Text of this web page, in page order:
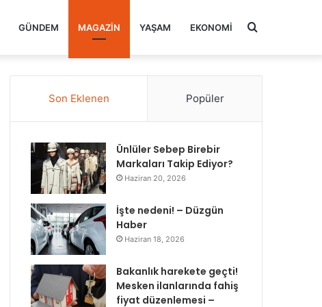
GÜNDEM MAGAZIN YAŞAM EKONOMI Arama
Son Eklenen Popüler
Ünlüler Sebep Birebir
Markaları Takip Ediyor?
Haziran 20, 2026
İşte nedeni! – Düzgün
Haber
Haziran 18, 2026
Bakanlık harekete geçti!
Mesken ilanlarında fahiş
fiyat düzenlemesi –